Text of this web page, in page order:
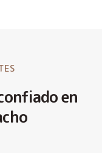
en